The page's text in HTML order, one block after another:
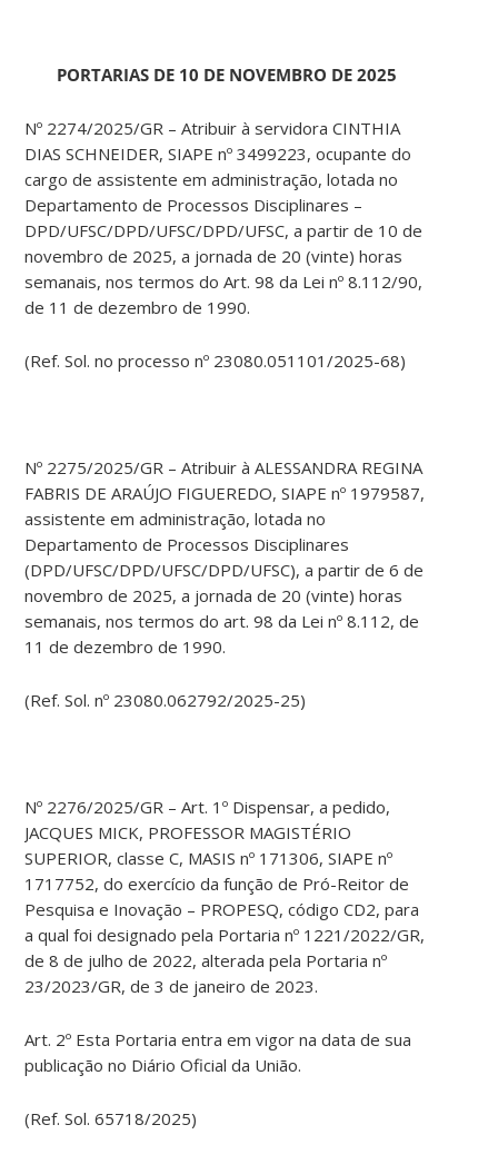
PORTARIAS DE 10 DE NOVEMBRO DE 2025
Nº 2274/2025/GR – Atribuir à servidora CINTHIA
DIAS SCHNEIDER, SIAPE nº 3499223, ocupante do
cargo de assistente em administração, lotada no
Departamento de Processos Disciplinares –
DPD/UFSC/DPD/UFSC/DPD/UFSC, a partir de 10 de
novembro de 2025, a jornada de 20 (vinte) horas
semanais, nos termos do Art. 98 da Lei nº 8.112/90,
de 11 de dezembro de 1990.
(Ref. Sol. no processo nº 23080.051101/2025-68)
Nº 2275/2025/GR – Atribuir à ALESSANDRA REGINA
FABRIS DE ARAÚJO FIGUEREDO, SIAPE nº 1979587,
assistente em administração, lotada no
Departamento de Processos Disciplinares
(DPD/UFSC/DPD/UFSC/DPD/UFSC), a partir de 6 de
novembro de 2025, a jornada de 20 (vinte) horas
semanais, nos termos do art. 98 da Lei nº 8.112, de
11 de dezembro de 1990.
(Ref. Sol. nº 23080.062792/2025-25)
Nº 2276/2025/GR – Art. 1º Dispensar, a pedido,
JACQUES MICK, PROFESSOR MAGISTÉRIO
SUPERIOR, classe C, MASIS nº 171306, SIAPE nº
1717752, do exercício da função de Pró-Reitor de
Pesquisa e Inovação – PROPESQ, código CD2, para
a qual foi designado pela Portaria nº 1221/2022/GR,
de 8 de julho de 2022, alterada pela Portaria nº
23/2023/GR, de 3 de janeiro de 2023.
Art. 2º Esta Portaria entra em vigor na data de sua
publicação no Diário Oficial da União.
(Ref. Sol. 65718/2025)